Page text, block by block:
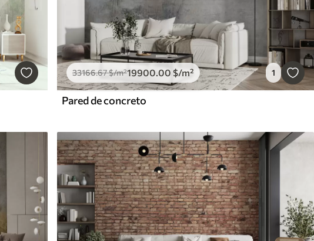
33166.67$/m²19900.00 $/m² 1
Pared de concreto